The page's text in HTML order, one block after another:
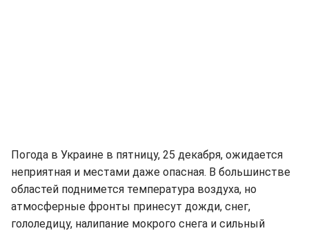
Погода в Украине в пятницу, 25 декабря, ожидается
неприятная и местами даже опасная. В большинстве
областей поднимется температура воздуха, но
атмосферные фронты принесут дожди, снег,
гололедицу, налипание мокрого снега и сильный